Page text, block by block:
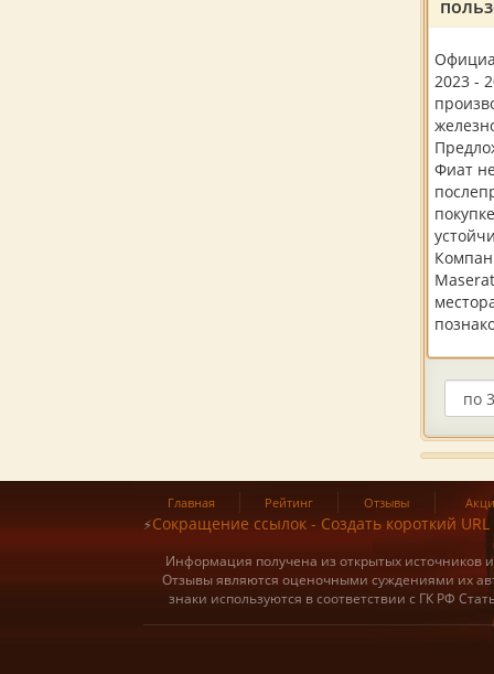
2023 -
Фиат
Главная Рейтинг Отзывы
⚡Сокращение ссылок - Создать короткий URL
Информация получена из открытых источников
Отзывы являются оценочными суждениями их
знаки используются в соответствии с ГК РФ